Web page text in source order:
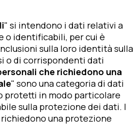
" si intendono i dati relativi a
o identificabili, per cui è
sulla loro identità sulla
o di corrispondenti dati
che richiedono una
" sono una categoria di dati
protetti in modo particolare
sulla protezione dei dati. I
una protezione